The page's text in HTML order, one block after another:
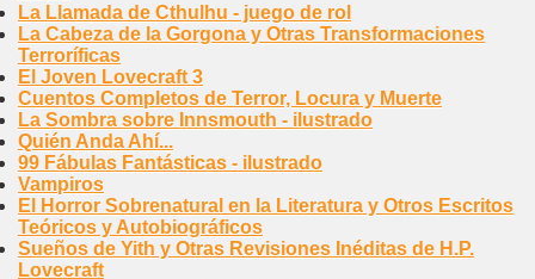
La Llamada de Cthulhu - juego de rol
La Cabeza de la Gorgona y Otras Transformaciones
Terroríficas
El Joven Lovecraft 3
Cuentos Completos de Terror, Locura y Muerte
La Sombra sobre Innsmouth - ilustrado
Quién Anda Ahí...
99 Fábulas Fantásticas - ilustrado
Vampiros
El Horror Sobrenatural en la Literatura y Otros Escritos
Teóricos y Autobiográficos
Sueños de Yith y Otras Revisiones Inéditas de H.P.
Lovecraft